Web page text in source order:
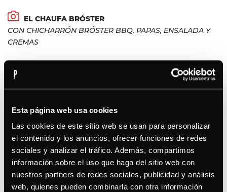
Esta página web usa cookies
Las cookies de este sitio web se usan para personalizar
el contenido y los anuncios, ofrecer funciones de redes
sociales y analizar el tráfico. Además, compartimos
información sobre el uso que haga del sitio web con
nuestros partners de redes sociales, publicidad y análisis
web, quienes pueden combinarla con otra información
EL CHAUFA BRÓSTER
CON CHICHARRÓN BRÓSTER BBQ, PAPAS, ENSALADA Y
CREMAS
MACARRONES MAC AND CHEESE CON CHICHARRÓN
LA MILANESA SALTONA
DE POLLO SOBRE TALLARINES SALTADOS AL WOK Y
CREMA DE AJÍ